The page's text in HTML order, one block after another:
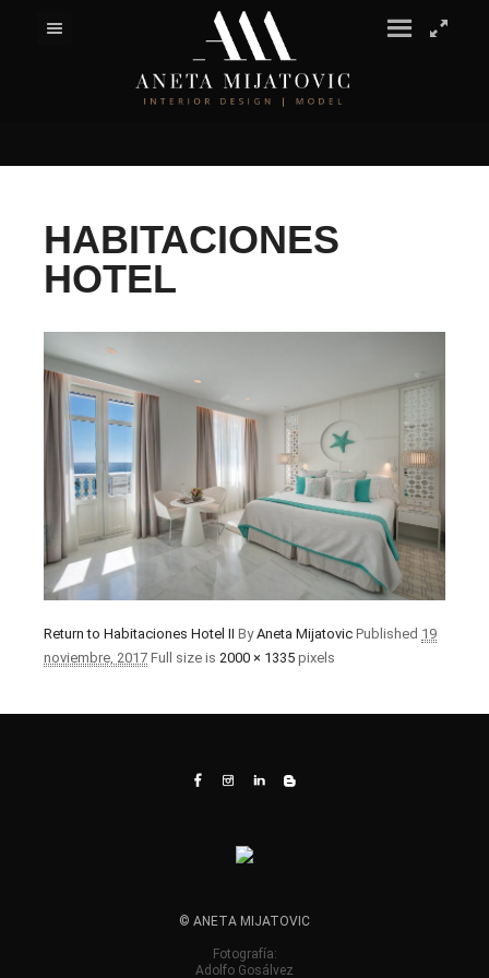
HABITACIONES
HOTEL
Return to Habitaciones Hotel II ByAneta Mijatovic Published 19
noviembre, 2017 Full size is 2000 × 1335 pixels
© ANETA MIJATOVIC
Fotografía:
Adolfo Gosálvez